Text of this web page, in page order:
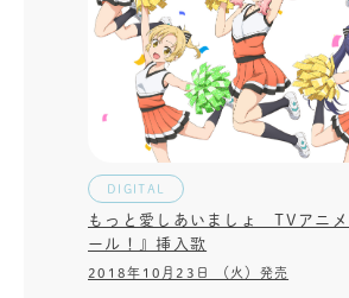
DIGITAL
もっと愛しあいましょ TVアニメ
ール！』挿入歌
2018年10月23日 （火）発売